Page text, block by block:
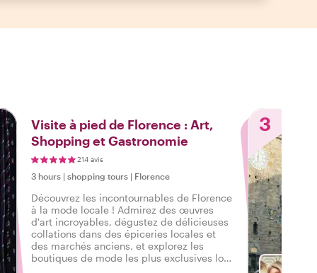
Visite à pied de Florence : Art,
Shopping et Gastronomie
214 avis
3 hours | shopping tours | Florence
Découvrez les incontournables de Florence
à la mode locale ! Admirez des œuvres
d'art incroyables, dégustez de délicieuses
collations dans des épiceries locales et
des marchés anciens, et explorez les
boutiques de mode les plus exclusives lors
3